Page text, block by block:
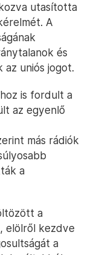
utasította
A
és
uniós jogot.
is fordult a
az egyenlő
más rádiók
a
a
elölről kezdve
a